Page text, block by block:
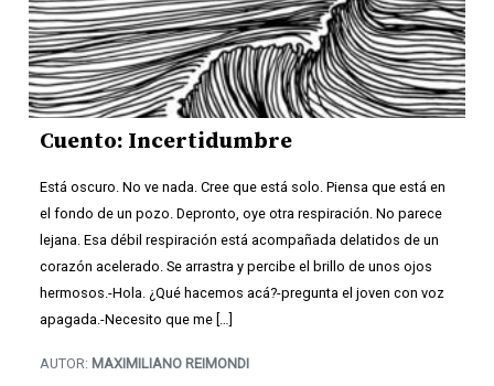
Cuento: Incertidumbre
Está oscuro. No ve nada. Cree que está solo. Piensa que está en
el fondo de un pozo. Depronto, oye otra respiración. No parece
lejana. Esa débil respiración está acompañada delatidos de un
corazón acelerado. Se arrastra y percibe el brillo de unos ojos
hermosos.-Hola. ¿Qué hacemos acá?-pregunta el joven con voz
apagada.-Necesito que me […]
AUTOR: MAXIMILIANO REIMONDI